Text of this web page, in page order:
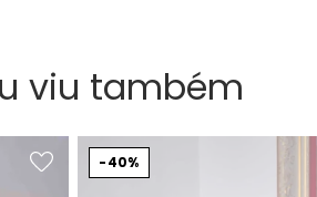
viu também
40%